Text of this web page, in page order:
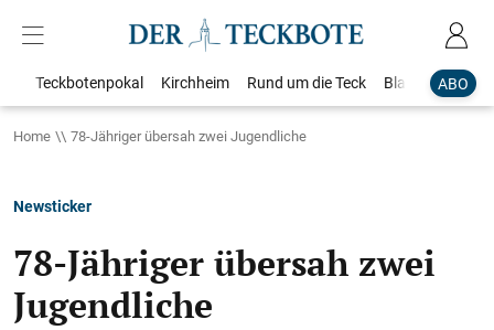
ABO
Teckbotenpokal Kirchheim Rund um die Teck Blaulicht
Home 78-Jähriger übersah zwei Jugendliche
Newsticker
78-Jähriger übersah zwei
Jugendliche